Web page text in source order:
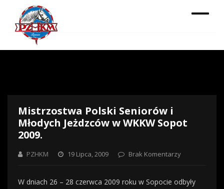
Mistrzostwa Polski Seniorów i
Młodych Jeżdzców w WKKW Sopot
2009.
PZHKM 19 Lipca, 2009 Brak Komentarzy
W dniach 26 – 28 czerwca 2009 roku w Sopocie odbyły